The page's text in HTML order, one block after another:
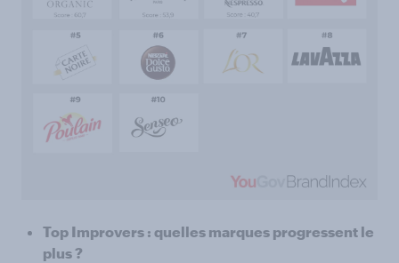
Top Improvers : quelles marques progressent le
plus ?